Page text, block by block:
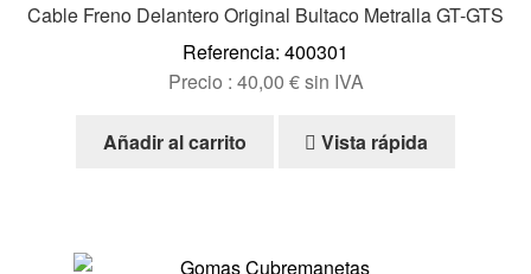
Cable Freno Delantero Original Bultaco Metralla GT-GTS
Referencia: 400301
Precio : 40,00 €sin IVA
Añadir al carrito Vista rápida